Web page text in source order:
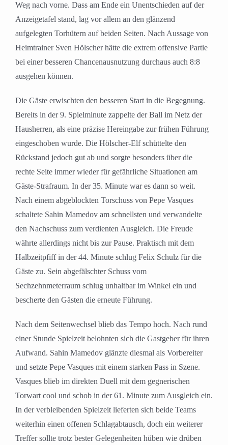
Weg nach vorne. Dass am Ende ein Unentschieden auf der
Anzeigetafel stand, lag vor allem an den glänzend
aufgelegten Torhütern auf beiden Seiten. Nach Aussage von
Heimtrainer Sven Hölscher hätte die extrem offensive Partie
bei einer besseren Chancenausnutzung durchaus auch 8:8
ausgehen können.
Die Gäste erwischten den besseren Start in die Begegnung.
Bereits in der 9. Spielminute zappelte der Ball im Netz der
Hausherren, als eine präzise Hereingabe zur frühen Führung
eingeschoben wurde. Die Hölscher-Elf schüttelte den
Rückstand jedoch gut ab und sorgte besonders über die
rechte Seite immer wieder für gefährliche Situationen am
Gäste-Strafraum. In der 35. Minute war es dann so weit.
Nach einem abgeblockten Torschuss von Pepe Vasques
schaltete Sahin Mamedov am schnellsten und verwandelte
den Nachschuss zum verdienten Ausgleich. Die Freude
währte allerdings nicht bis zur Pause. Praktisch mit dem
Halbzeitpfiff in der 44. Minute schlug Felix Schulz für die
Gäste zu. Sein abgefälschter Schuss vom
Sechzehnmeterraum schlug unhaltbar im Winkel ein und
bescherte den Gästen die erneute Führung.
Nach dem Seitenwechsel blieb das Tempo hoch. Nach rund
einer Stunde Spielzeit belohnten sich die Gastgeber für ihren
Aufwand. Sahin Mamedov glänzte diesmal als Vorbereiter
und setzte Pepe Vasques mit einem starken Pass in Szene.
Vasques blieb im direkten Duell mit dem gegnerischen
Torwart cool und schob in der 61. Minute zum Ausgleich ein.
In der verbleibenden Spielzeit lieferten sich beide Teams
weiterhin einen offenen Schlagabtausch, doch ein weiterer
Treffer sollte trotz bester Gelegenheiten hüben wie drüben